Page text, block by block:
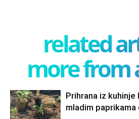
related
more from
Prihrana iz
mladim